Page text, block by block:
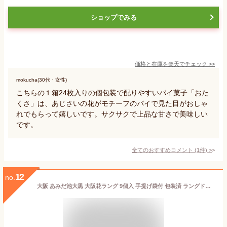
ショップでみる
価格と在庫を楽天でチェック >>
mokucha(30代・女性)
こちらの１箱24枚入りの個包装で配りやすいパイ菓子「おた
くさ」は、あじさいの花がモチーフのパイで見た目がおしゃ
れでもらって嬉しいです。サクサクで上品な甘さで美味しい
です。
全てのおすすめコメント (1件) >
no. 12
大阪 あみだ池大黒 大阪花ラング 9個入 手提げ袋付 包装済 ラングドシャ クッキー 手土産 お菓子 お土産 ギフト